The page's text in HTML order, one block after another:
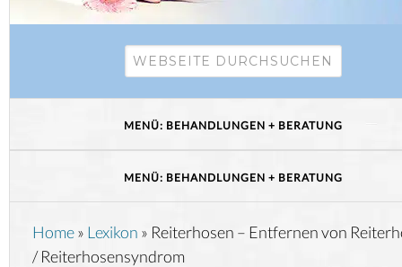
Home» Lexikon » Reiterhosen – Entfernen von
/ Reiterhosensyndrom